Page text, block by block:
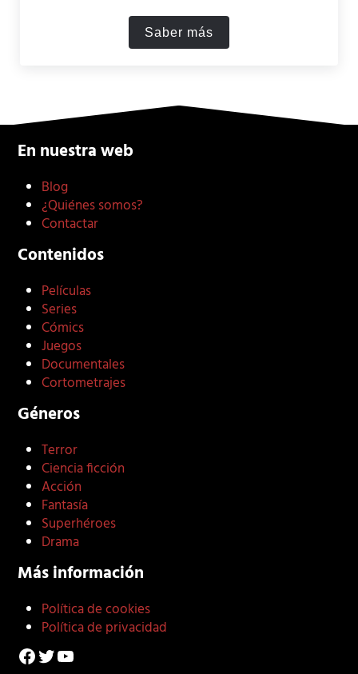
Saber más21 Blackjack: Resumen y
En nuestra web
Blog
¿Quiénes somos?
Contactar
Contenidos
Películas
Series
Cómics
Juegos
Documentales
Cortometrajes
Géneros
Terror
Ciencia ficción
Acción
Fantasía
Superhéroes
Drama
Más información
Política de cookies
Política de privacidad
Facebook
Twitter
YouTube